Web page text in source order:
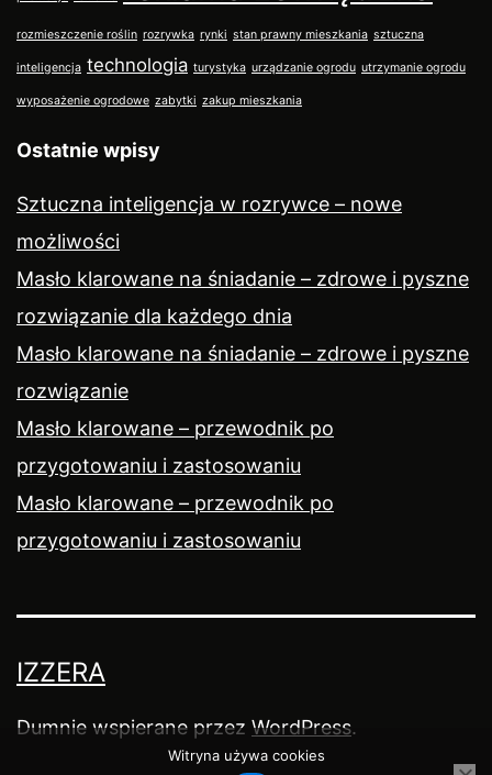
rozmieszczenie roślin rozrywka rynki stan prawny mieszkania sztuczna
inteligencja technologia turystyka urządzanie ogrodu utrzymanie ogrodu
wyposażenie ogrodowe zabytki zakup mieszkania
Ostatnie wpisy
Sztuczna inteligencja w rozrywce – nowe
możliwości
Masło klarowane na śniadanie – zdrowe i pyszne
rozwiązanie dla każdego dnia
Masło klarowane na śniadanie – zdrowe i pyszne
rozwiązanie
Masło klarowane – przewodnik po
przygotowaniu i zastosowaniu
Masło klarowane – przewodnik po
przygotowaniu i zastosowaniu
IZZERA
Dumnie wspierane przez WordPress.
Witryna używa cookies